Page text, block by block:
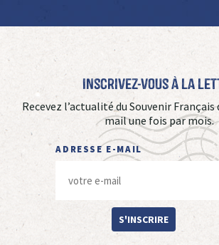
Inscrivez-vous à La
Recevez l’actualité du Souvenir
mail une fois par mois.
ADRESSE E-MAIL
S'INSCRIRE